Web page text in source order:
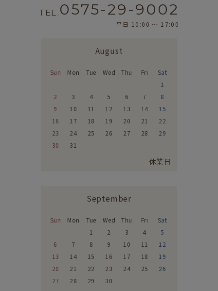
TEL. 0575-29-9002
平日 10:00 〜 17:00
August
Sun Mon Tue Wed Thu Fri
Sat
1
2
3 4 5 6 7
8
9
10 11 12 13 14
15
16
17 18 19 20 21
22
23
24 25 26 27 28
29
30
31
休業日
September
Sun Mon Tue Wed Thu Fri
Sat
1
2 3 4
5
6
7 8 9 10 11
12
13
14 15 16 17 18
19
20
21 22 23 24 25
26
27
28 29 30